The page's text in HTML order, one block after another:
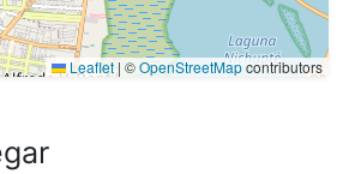
Leaflet|©OpenStreetMapcontributors